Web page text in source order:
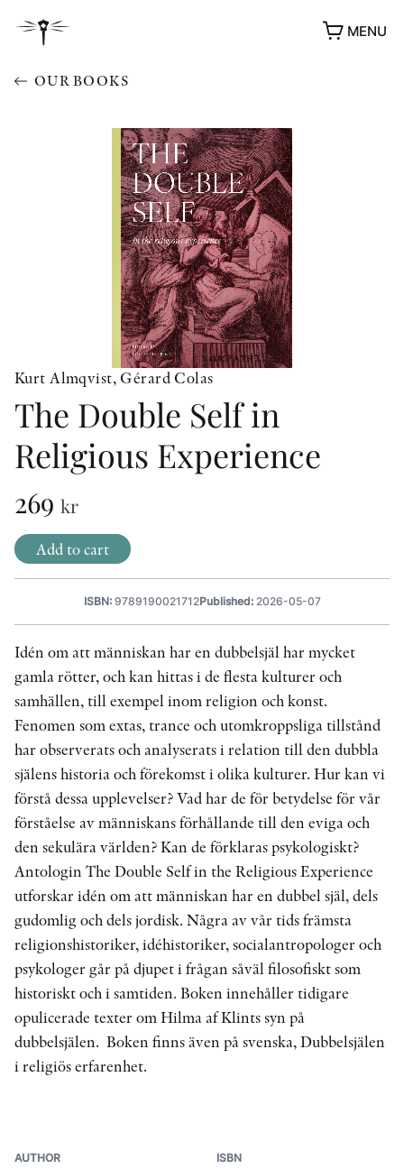
MENU
OUR BOOKS
Kurt Almqvist, Gérard Colas
The Double Self in
Religious Experience
269 kr
Add to cart
ISBN:9789190021712Published:2026-05-07
Idén om att människan har en dubbelsjäl har mycket
gamla rötter, och kan hittas i de flesta kulturer och
samhällen, till exempel inom religion och konst.
Fenomen som extas, trance och utomkroppsliga tillstånd
har observerats och analyserats i relation till den dubbla
själens historia och förekomst i olika kulturer. Hur kan vi
förstå dessa upplevelser? Vad har de för betydelse för vår
förståelse av människans förhållande till den eviga och
den sekulära världen? Kan de förklaras psykologiskt?
Antologin The Double Self in the Religious Experience
utforskar idén om att människan har en dubbel själ, dels
gudomlig och dels jordisk. Några av vår tids främsta
religionshistoriker, idéhistoriker, socialantropologer och
psykologer går på djupet i frågan såväl filosofiskt som
historiskt och i samtiden. Boken innehåller tidigare
opulicerade texter om Hilma af Klints syn på
dubbelsjälen. Boken finns även på svenska, Dubbelsjälen
i religiös erfarenhet.
AUTHOR ISBN